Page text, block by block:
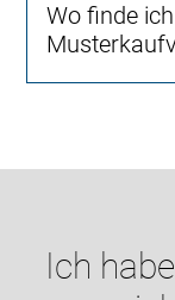
Wo finde
Ich